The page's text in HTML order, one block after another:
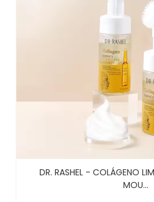
DR. RASHEL - COLÁGENO
MOU...